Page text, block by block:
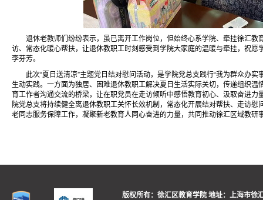
退休老教师们纷纷表示，虽已离开工作岗位，但始终心系学院、牵挂徐汇教
访、常态化暖心帮扶，让退休教职工时刻感受到学院大家庭的温暖与牵挂，祝愿
李芬芳。
此次“夏日送清凉”主题党日结对慰问活动，是学院党总支践行“我为群众办实
生动实践。一方面为独居、困难退休教职工解决夏日生活实际关切，传递组织温
育工作者沟通交流的桥梁，让在职党员在走访倾听中感悟教育初心、汲取奋进力
院党总支将持续健全离退休教职工关怀长效机制，常态化开展结对帮扶、走访慰
老同志服务保障工作，凝聚新老教育人同心奋进的力量，共同推动徐汇区域教研
版权所有：徐汇区教育学院 地址：上海市徐